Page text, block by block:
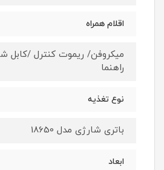
اقلام همراه
میکروفن/ ریموت کنترل /کابل
راهنما
نوع تغذیه
باتری شارژی مدل 18650
ابعاد